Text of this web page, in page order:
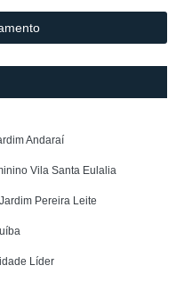
Andaraí
Vila Santa Eulalia
Pereira Leite
Líder